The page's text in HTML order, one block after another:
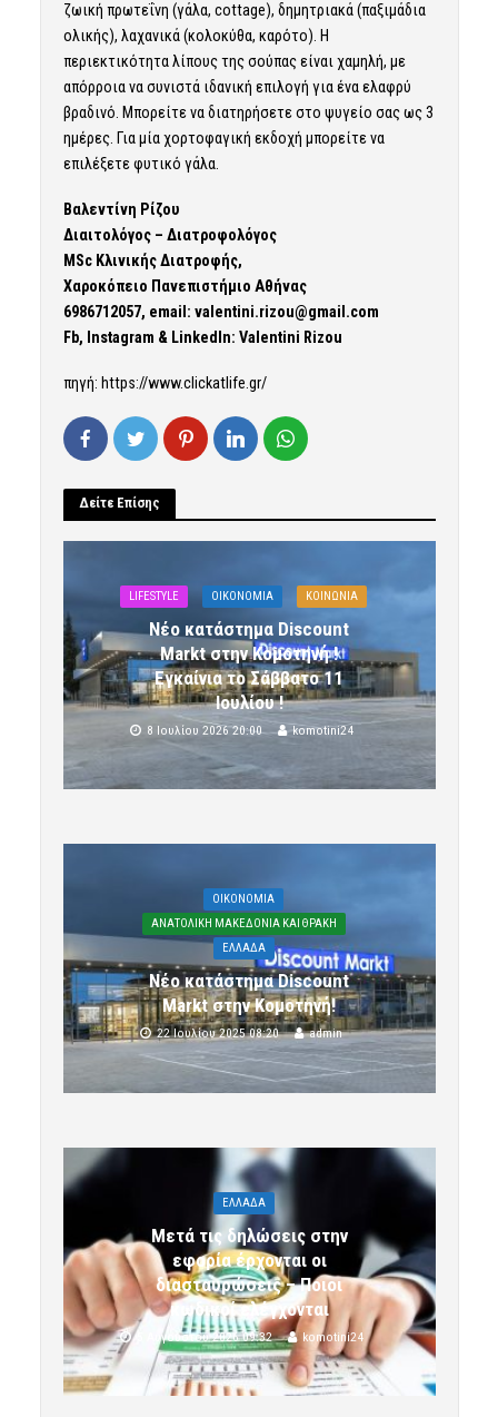
ζωική πρωτεΐνη (γάλα, cottage), δημητριακά (παξιμάδια
ολικής), λαχανικά (κολοκύθα, καρότο). Η
περιεκτικότητα λίπους της σούπας είναι χαμηλή, με
απόρροια να συνιστά ιδανική επιλογή για ένα ελαφρύ
βραδινό. Μπορείτε να διατηρήσετε στο ψυγείο σας ως 3
ημέρες. Για μία χορτοφαγική εκδοχή μπορείτε να
επιλέξετε φυτικό γάλα.
Βαλεντίνη Ρίζου
Διαιτολόγος – Διατροφολόγος
MSc Κλινικής Διατροφής,
Χαροκόπειο Πανεπιστήμιο Αθήνας
6986712057, email: valentini.rizou@gmail.com
Fb, Instagram & LinkedIn: Valentini Rizou
πηγή: https://www.clickatlife.gr/
Δείτε Επίσης
LIFESTYLE OIKONOMIA ΚΟΙΝΩΝΙΑ
Νέο κατάστημα Discount
Markt στην Κομοτηνή !
Εγκαίνια το Σάββατο 11
Ιουλίου !
8 Ιουλίου 2026 20:00 komotini24
OIKONOMIA
ΑΝΑΤΟΛΙΚΗ ΜΑΚΕΔΟΝΙΑ ΚΑΙ ΘΡΑΚΗ
ΕΛΛΑΔΑ
Νέο κατάστημα Discount
Markt στην Κομοτηνή!
22 Ιουλίου 2025 08:20 admin
ΕΛΛΑΔΑ
Μετά τις δηλώσεις στην
εφορία έρχονται οι
διασταυρώσεις – Ποιοι
κωδικοί ελέγχονται
5 Αυγούστου 2026 09:32 komotini24